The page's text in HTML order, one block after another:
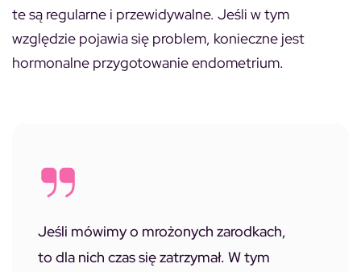
te są regularne i przewidywalne. Jeśli w tym
względzie pojawia się problem, konieczne jest
hormonalne przygotowanie endometrium.
Jeśli mówimy o mrożonych zarodkach,
to dla nich czas się zatrzymał. W tym